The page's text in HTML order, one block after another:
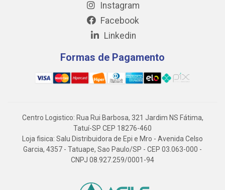
Instagram
Facebook
Linkedin
Formas de Pagamento
Centro Logistico: Rua Rui Barbosa, 321 Jardim NS Fátima,
Tatuí-SP CEP 18276-460
Loja fisica: Salu Distribuidora de Epi e Mro - Avenida Celso
Garcia, 4357 - Tatuape, Sao Paulo/SP - CEP 03.063-000 -
CNPJ 08.927.259/0001-94